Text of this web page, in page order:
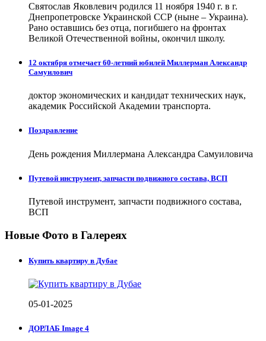
Святослав Яковлевич родился 11 ноября 1940 г. в г.
Днепропетровске Украинской ССР (ныне – Украина).
Рано оставшись без отца, погибшего на фронтах
Великой Отечественной войны, окончил школу.
12 октября отмечает 60-летний юбилей Миллерман Александр
Самуилович
доктор экономических и кандидат технических наук,
академик Российской Академии транспорта.
Поздравление
День рождения Миллермана Александра Самуиловича
Путевой инструмент, запчасти подвижного состава, ВСП
Путевой инструмент, запчасти подвижного состава,
ВСП
Новые Фото в Галереях
Купить квартиру в Дубае
05-01-2025
ДОРЛАБ Image 4